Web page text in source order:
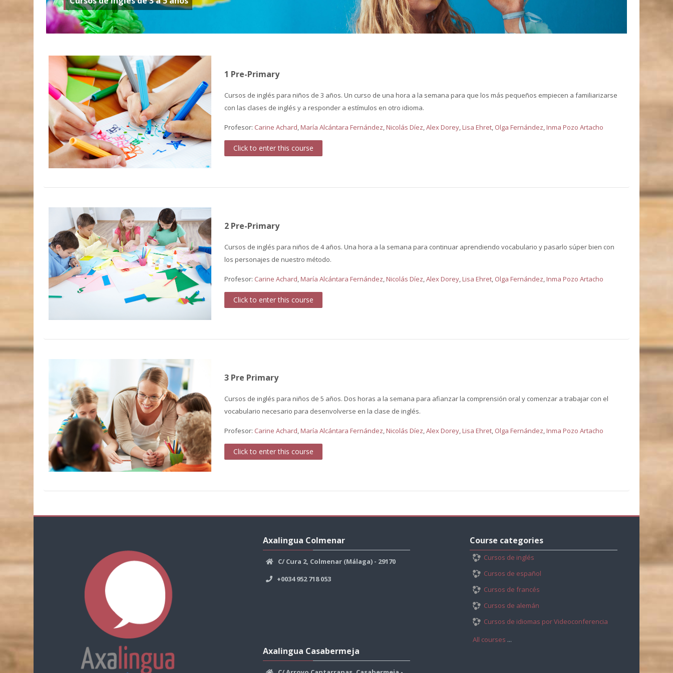
1 Pre-Primary
Cursos de inglés para niños de 3 años. Un curso de una hora a la semana para que los más pequeños empiecen a familiarizarse
con las clases de inglés y a responder a estímulos en otro idioma.
Profesor: Carine Achard ,María Alcántara Fernández ,Nicolás Díez ,Alex Dorey ,Lisa Ehret Olga Fernández ,Inma Pozo Artacho
Click to enter this course
2 Pre-Primary
Cursos de inglés para niños de 4 años. Una hora a la semana para continuar aprendiendo vocabulario y pasarlo súper bien con
los personajes de nuestro método.
Profesor: Carine Achard ,María Alcántara Fernández ,Nicolás Díez ,Alex Dorey ,Lisa Ehret Olga Fernández ,Inma Pozo Artacho
Click to enter this course
3 Pre Primary
Cursos de inglés para niños de 5 años. Dos horas a la semana para afianzar la comprensión oral y comenzar a trabajar con el
vocabulario necesario para desenvolverse en la clase de inglés.
Profesor: Carine Achard ,María Alcántara Fernández ,Nicolás Díez ,Alex Dorey ,Lisa Ehret Olga Fernández ,Inma Pozo Artacho
Click to enter this course
Axalingua Colmenar
C/ Cura 2, Colmenar (Málaga) - 29170
+0034 952 718 053
Casabermeja
Axalingua Casabermeja
Course categories
Cursos de inglés
Cursos de español
Cursos de francés
Cursos de alemán
Cursos de idiomas por Videoconferencia
All courses ...